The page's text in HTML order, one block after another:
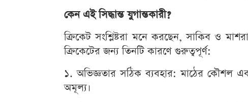
কেন এই সিদ্ধান্ত যুগান্তকারী?
ক্রিকেট সংশ্লিষ্টরা মনে করছেন, সাকিব ও
ক্রিকেটের জন্য তিনটি কারণে গুরুত্বপূর্ণ:
১. অভিজ্ঞতার সঠিক ব্যবহার: মাঠের কৌশল এবং
অমূল্য।